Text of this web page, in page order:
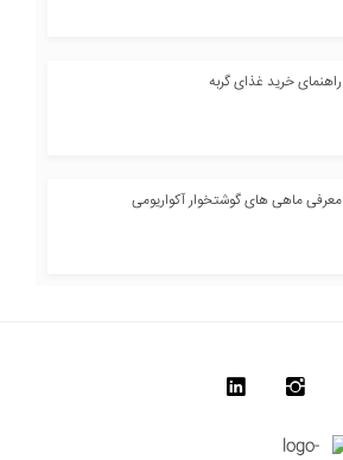
راهنمای خرید غذای گربه
معرفی ماهی های گوشتخوار آکواریومی